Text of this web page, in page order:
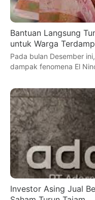
Bantuan Langsung
untuk Warga
Pada bulan Desember
dampak fenomena El
Investor Asing Jual